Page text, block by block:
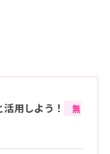
用しよう！
無